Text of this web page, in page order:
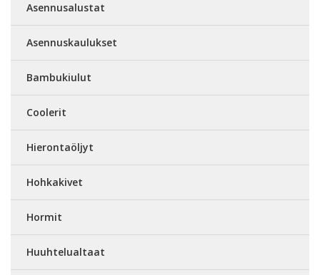
Asennusalustat
Asennuskaulukset
Bambukiulut
Coolerit
Hierontaöljyt
Hohkakivet
Hormit
Huuhtelualtaat